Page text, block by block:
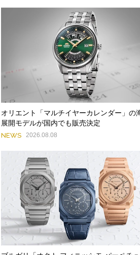
オリエント「マルチイヤーカレンダー」の
展開モデルが国内でも販売決定
NEWS 2026.08.08